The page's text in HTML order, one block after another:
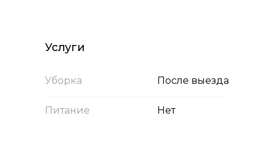
Услуги
Уборка После выезда
Питание Нет